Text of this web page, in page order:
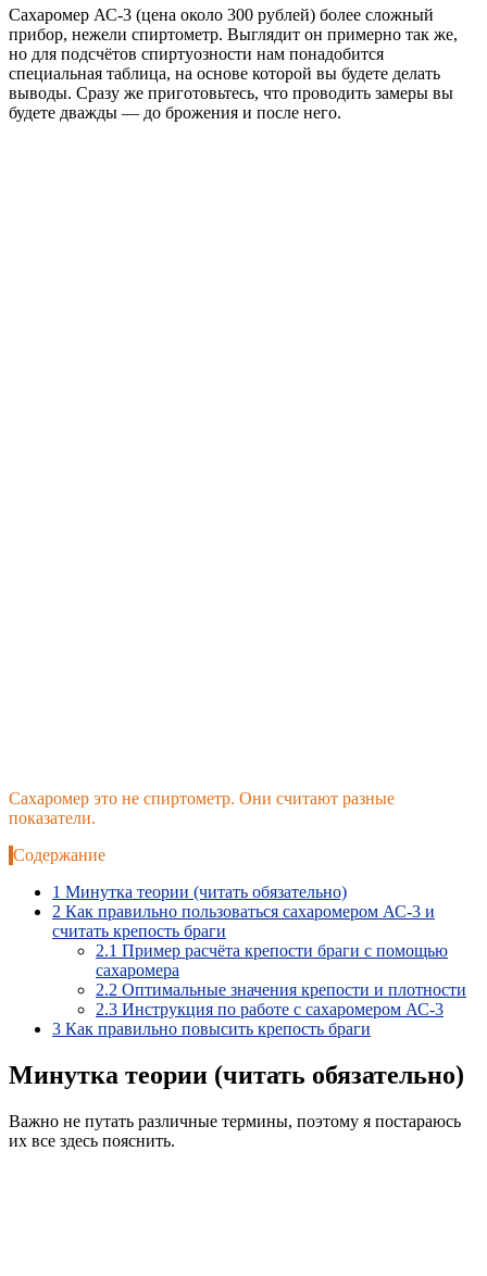
Сахаромер АС-3 (цена около 300 рублей) более сложный
прибор, нежели спиртометр. Выглядит он примерно так же,
но для подсчётов спиртуозности нам понадобится
специальная таблица, на основе которой вы будете делать
выводы. Сразу же приготовьтесь, что проводить замеры вы
будете дважды — до брожения и после него.
Сахаромер это не спиртометр. Они считают разные
показатели.
Содержание
1 Минутка теории (читать обязательно)
2 Как правильно пользоваться сахаромером АС-3 и
считать крепость браги
2.1 Пример расчёта крепости браги с помощью
сахаромера
2.2 Оптимальные значения крепости и плотности
2.3 Инструкция по работе с сахаромером АС-3
3 Как правильно повысить крепость браги
Минутка теории (читать обязательно)
Важно не путать различные термины, поэтому я постараюсь
их все здесь пояснить.